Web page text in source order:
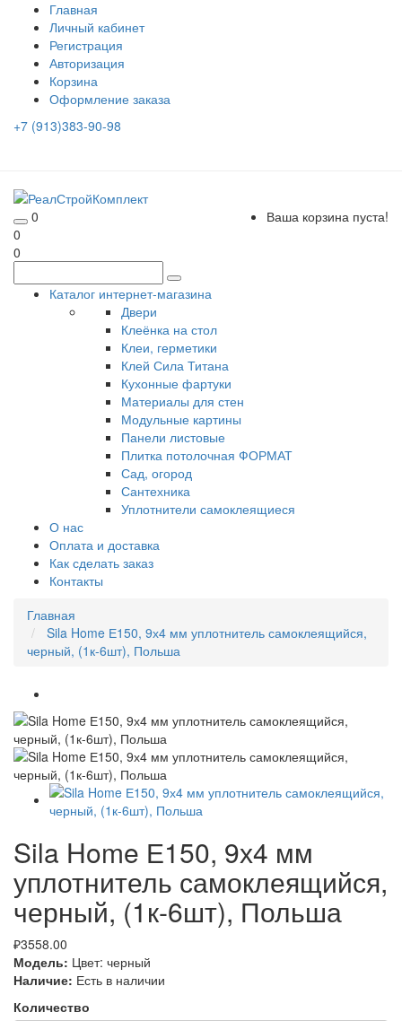
Главная
Личный кабинет
Регистрация
Авторизация
Корзина
Оформление заказа
+7 (913)383-90-98
0
Ваша корзина пуста!
0
0
Каталог интернет-магазина
Двери
Клеёнка на стол
Клеи, герметики
Клей Сила Титана
Кухонные фартуки
Материалы для стен
Модульные картины
Панели листовые
Плитка потолочная ФОРМАТ
Сад, огород
Сантехника
Уплотнители самоклеящиеся
О нас
Оплата и доставка
Как сделать заказ
Контакты
Главная
Sila Home Е150, 9х4 мм уплотнитель самоклеящийся,
черный, (1к-6шт), Польша
Sila Home Е150, 9х4 мм
уплотнитель самоклеящийся,
черный, (1к-6шт), Польша
₽3558.00
Модель: Цвет: черный
Наличие: Есть в наличии
Количество